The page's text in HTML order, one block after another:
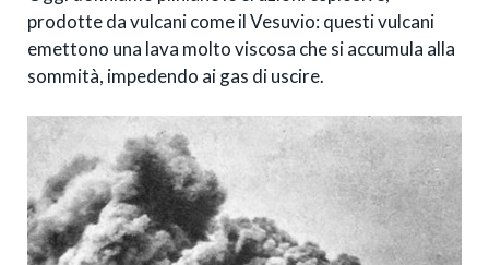
prodotte da vulcani come il Vesuvio: questi vulcani
emettono una lava molto viscosa che si accumula alla
sommità, impedendo ai gas di uscire.